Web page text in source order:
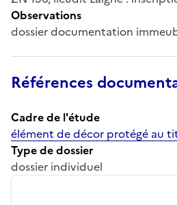
Observations
dossier documentation
Références
Cadre de l'étude
élément de décor protégé au
Type de dossier
dossier individuel